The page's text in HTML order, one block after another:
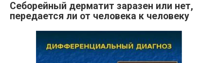
Себорейный дерматит заразен или нет,
передается ли от человека к человеку